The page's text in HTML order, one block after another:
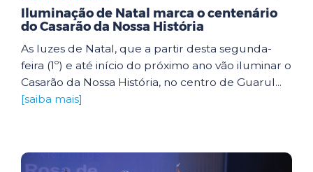
Iluminação de Natal marca o centenário
do Casarão da Nossa História
As luzes de Natal, que a partir desta segunda-
feira (1º) e até início do próximo ano vão iluminar o
Casarão da Nossa História, no centro de Guarul...
[saiba mais]